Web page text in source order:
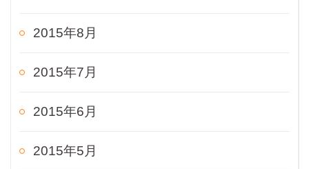
2015年8月
2015年7月
2015年6月
2015年5月